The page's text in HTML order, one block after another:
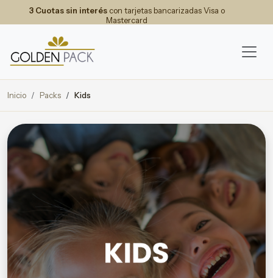
3 Cuotas sin interéscon tarjetas bancarizadas Visa o
Mastercard
Inicio Packs Kids